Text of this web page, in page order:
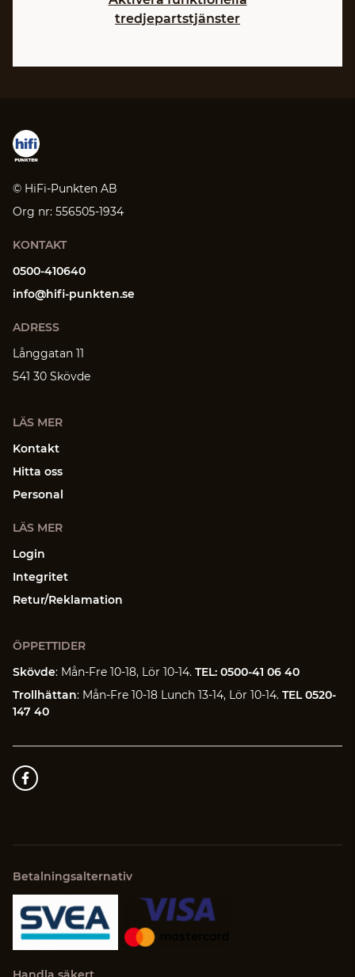
tredjepartstjänster
© HiFi-Punkten AB
Org nr: 556505-1934
KONTAKT
0500-410640
info@hifi-punkten.se
ADRESS
Långgatan 11
541 30 Skövde
LÄS MER
Kontakt
Hitta oss
Personal
LÄS MER
Login
Integritet
Retur/Reklamation
ÖPPETTIDER
Skövde: Mån-Fre 10-18, Lör 10-14. TEL: 0500-41 06 40
Trollhättan: Mån-Fre 10-18 Lunch 13-14, Lör 10-14. TEL 0520-
147 40
Betalningsalternativ